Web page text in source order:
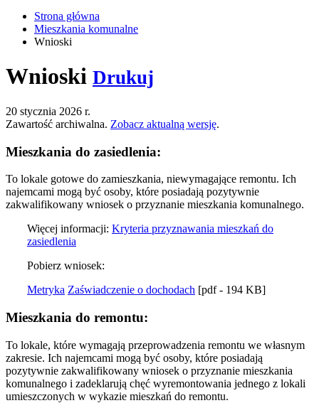
Strona główna
Mieszkania komunalne
Wnioski
Wnioski Drukuj
20 stycznia 2026 r.
Zawartość archiwalna. Zobacz aktualną wersję.
Mieszkania do zasiedlenia:
To lokale gotowe do zamieszkania, niewymagające remontu. Ich
najemcami mogą być osoby, które posiadają pozytywnie
zakwalifikowany wniosek o przyznanie mieszkania komunalnego.
Więcej informacji: Kryteria przyznawania mieszkań do
zasiedlenia
Pobierz wniosek:
Metryka Zaświadczenie o dochodach [pdf - 194 KB]
Mieszkania do remontu:
To lokale, które wymagają przeprowadzenia remontu we własnym
zakresie. Ich najemcami mogą być osoby, które posiadają
pozytywnie zakwalifikowany wniosek o przyznanie mieszkania
komunalnego i zadeklarują chęć wyremontowania jednego z lokali
umieszczonych w wykazie mieszkań do remontu.